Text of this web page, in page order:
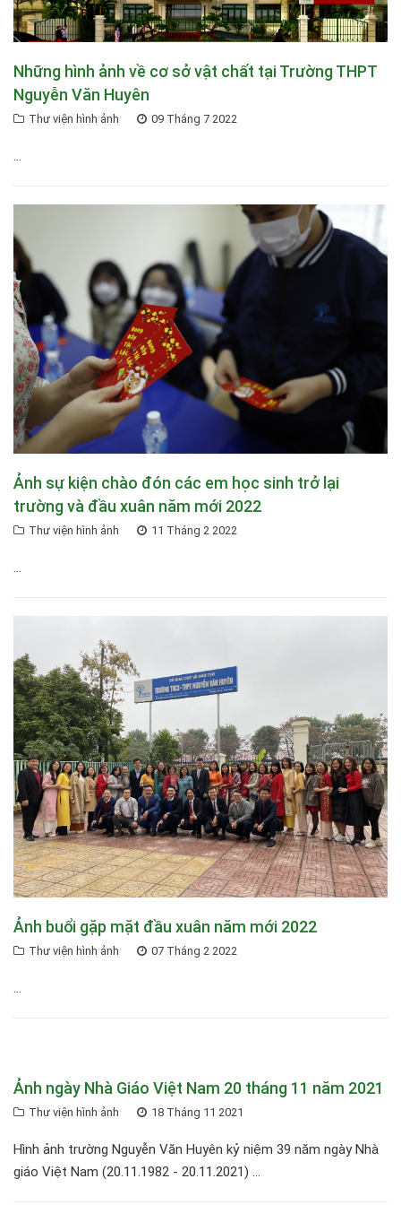
Những hình ảnh về cơ sở vật chất tại Trường THPT
Nguyễn Văn Huyên
Thư viện hình ảnh 09 Tháng 7 2022
...
Ảnh sự kiện chào đón các em học sinh trở lại
trường và đầu xuân năm mới 2022
Thư viện hình ảnh 11 Tháng 2 2022
...
Ảnh buổi gặp mặt đầu xuân năm mới 2022
Thư viện hình ảnh 07 Tháng 2 2022
...
Ảnh ngày Nhà Giáo Việt Nam 20 tháng 11 năm 2021
Thư viện hình ảnh 18 Tháng 11 2021
Hình ảnh trường Nguyễn Văn Huyên kỷ niệm 39 năm ngày Nhà
giáo Việt Nam (20.11.1982 - 20.11.2021) ...